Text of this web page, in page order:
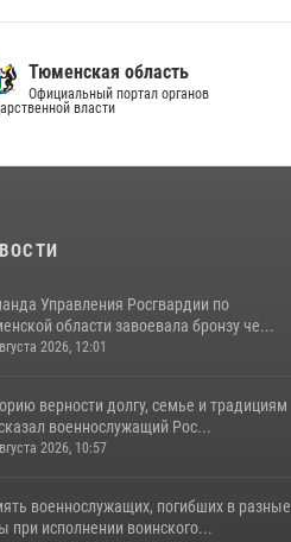
Тюменская область
Официальный портал органов
власти
Управления Росгвардии по
области завоевала бронзу че...
2026, 12:01
верности долгу, семье и традициям
военнослужащий Рос...
2026, 10:57
военнослужащих, погибших в разные
при исполнении воинского...